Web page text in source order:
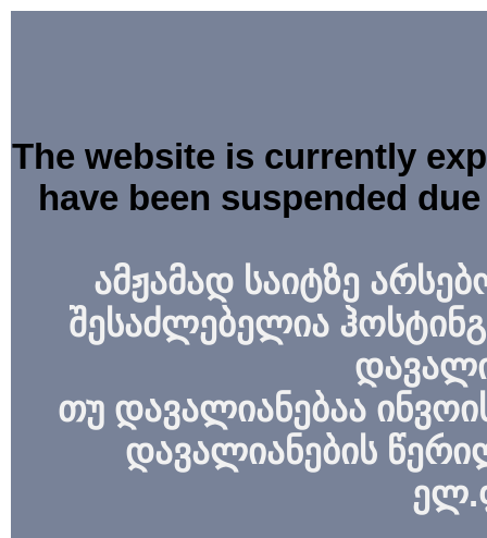
The website is currently
have been suspended
ამჟამად საიტზე
შესაძლებელია
თუ დავალიანებაა
დავალიანების